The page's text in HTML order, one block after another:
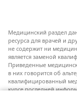
Медицинский раздел
ресурса для врачей и
не содержит ни
является заменой
Приведенные
в них говорится об
квалифицированный
курсе последней